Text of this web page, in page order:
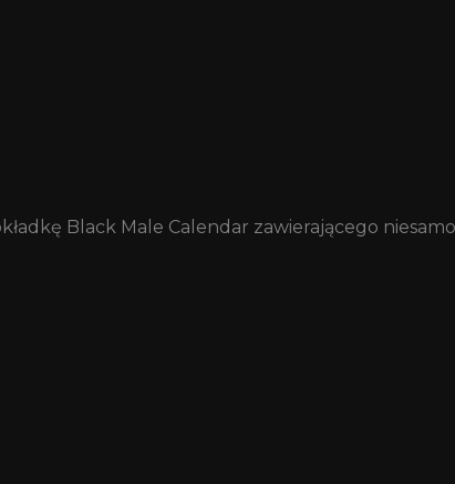
Black Male Calendar zawierającego